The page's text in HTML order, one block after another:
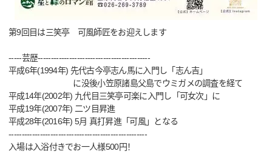
第9回目は三笑亭 可風師匠をお迎えします
-----芸歴-------------------------------------------
平成6年(1994年) 先代古今亭志ん馬に入門し「志ん吉」
に没後小笠原諸島父島でウミガメの調査を経て
平成14年(2002年) 九代目三笑亭可楽に入門し「可女次」に
平成19年(2007年) 二ツ目昇進
平成28年(2016年) 5月 真打昇進「可風」となる
-----------------------------------------------------
入場は入浴付きでお一人様500円！